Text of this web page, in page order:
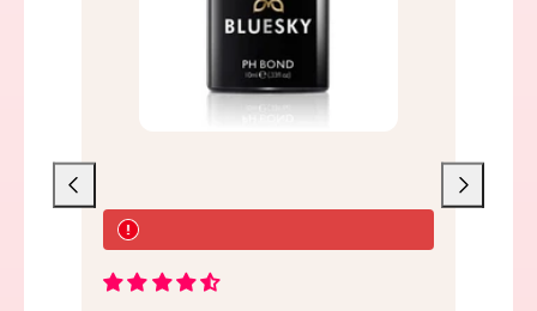
Liu'uta
vasemmalle
Liu'uta
oikealle